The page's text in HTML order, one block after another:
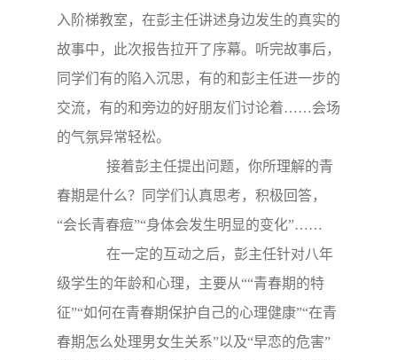
入阶梯教室，在彭主任讲述身边发生的真实的
故事中，此次报告拉开了序幕。听完故事后，
同学们有的陷入沉思，有的和彭主任进一步的
交流，有的和旁边的好朋友们讨论着……会场
的气氛异常轻松。
接着彭主任提出问题，你所理解的青
春期是什么？同学们认真思考，积极回答，
“会长青春痘”“身体会发生明显的变化”……
在一定的互动之后，彭主任针对八年
级学生的年龄和心理，主要从““青春期的特
征”“如何在青春期保护自己的心理健康”“在青
春期怎么处理男女生关系”以及“早恋的危害”